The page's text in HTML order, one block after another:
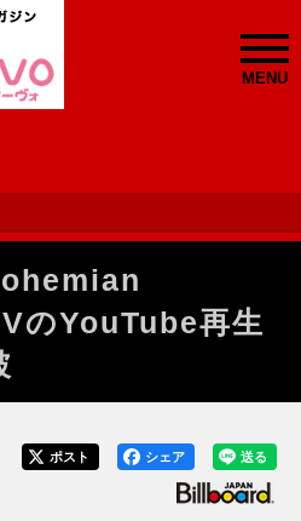
MENU
のYouTube再生
送る
シェア
ポスト